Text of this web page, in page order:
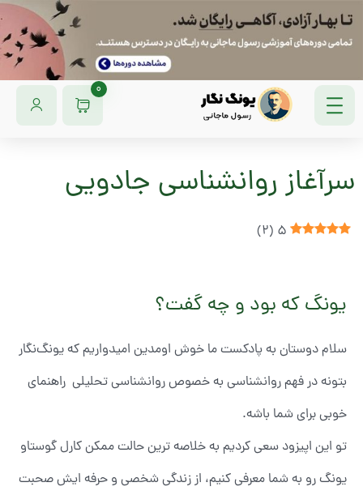
0
سرآغاز روانشناسی جادویی
5
(
2
)
یونگ که بود و چه گفت؟
سلام دوستان به پادکست ما خوش اومدین امیدواریم که یونگ‌نگار
بتونه در فهم روانشناسی به خصوص روانشناسی تحلیلی راهنمای
خوبی برای شما باشه.
تو این اپیزود سعی کردیم به خلاصه ترین حالت ممکن کارل گوستاو
یونگ رو به شما معرفی کنیم، از زندگی شخصی و حرفه ایش صحبت